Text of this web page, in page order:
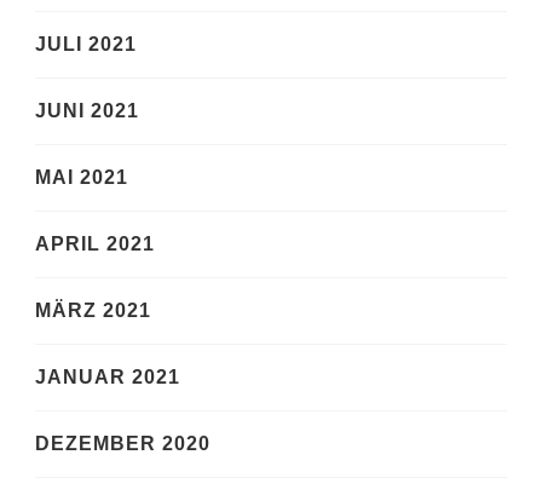
JULI 2021
JUNI 2021
MAI 2021
APRIL 2021
MÄRZ 2021
JANUAR 2021
DEZEMBER 2020